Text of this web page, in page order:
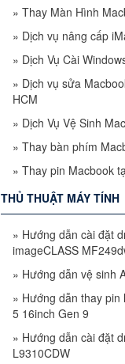
» Thay Màn Hình
» Dịch vụ nâng cấp
» Dịch Vụ Cài
» Dịch vụ sửa
HCM
» Dịch Vụ Vệ Sinh
» Thay bàn phím
» Thay pin Macbook
THỦ THUẬT MÁY TÍNH
» Hướng dẫn cài đặt
imageCLASS
» Hướng dẫn vệ sinh
» Hướng dẫn thay pin
5 16inch Gen 9
» Hướng dẫn cài đặt
L9310CDW